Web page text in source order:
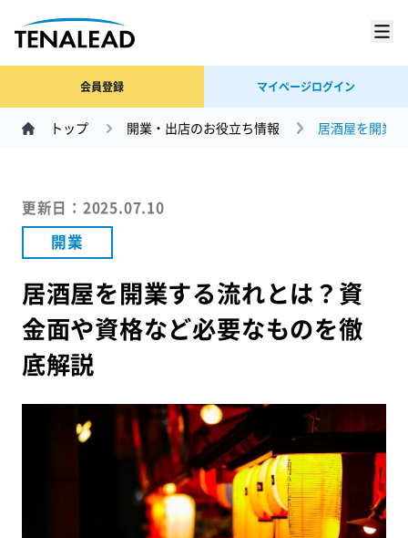
会員登録 マイページログイン
トップ 開業・出店のお役立ち情報 居酒屋を開業
更新日：2025.07.10
開業
居酒屋を開業する流れとは？資
金面や資格など必要なものを徹
底解説